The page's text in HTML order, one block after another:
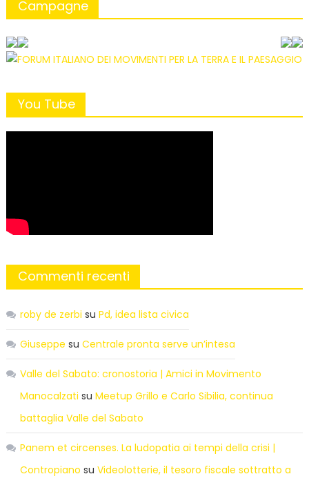
Campagne
You Tube
Commenti recenti
roby de zerbi su Pd, idea lista civica
Giuseppe su Centrale pronta serve un’intesa
Valle del Sabato: cronostoria | Amici in Movimento
Manocalzati su Meetup Grillo e Carlo Sibilia, continua
battaglia Valle del Sabato
Panem et circenses. La ludopatia ai tempi della crisi |
Contropiano su Videolotterie, il tesoro fiscale sottratto a